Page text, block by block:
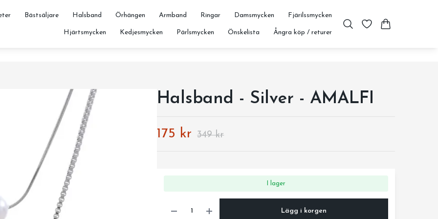
Bästsäljare Halsband Örhängen Armband Ringar Damsmycken Fjärilssmycken
Hjärtsmycken Kedjesmycken Pärlsmycken Önskelista Ångra köp / returer
Halsband - Silver - AMALFI
175 kr 349 kr
I lager
Lägg i korgen